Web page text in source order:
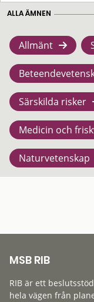
ALLA ÄMNEN
Allmänt
Särskilda risker
Medicin och
Naturvetenskap
MSB RIB
RIB är ett
hela vägen från